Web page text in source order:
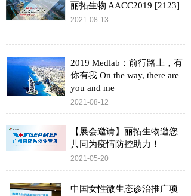
丽拓生物|AACC2019 [2123]
2021-08-13
2019 Medlab：前行路上，有
你有我 On the way, there are
you and me
2021-08-12
【展会邀请】丽拓生物邀您
共同为疫情防控助力！
2021-05-20
中国女性微生态诊治推广项